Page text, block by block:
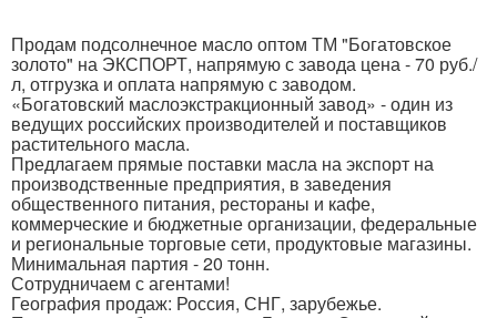
Продам подсолнечное масло оптом ТМ "Богатовское
золото" на ЭКСПОРТ, напрямую с завода цена - 70 руб./
л, отгрузка и оплата напрямую с заводом.
«Богатовский маслоэкстракционный завод» - один из
ведущих российских производителей и поставщиков
растительного масла.
Предлагаем прямые поставки масла на экспорт на
производственные предприятия, в заведения
общественного питания, рестораны и кафе,
коммерческие и бюджетные организации, федеральные
и региональные торговые сети, продуктовые магазины.
Минимальная партия - 20 тонн.
Сотрудничаем с агентами!
География продаж: Россия, СНГ, зарубежье.